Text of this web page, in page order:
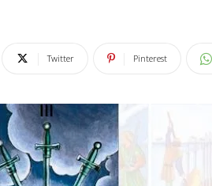
Twitter Pinterest